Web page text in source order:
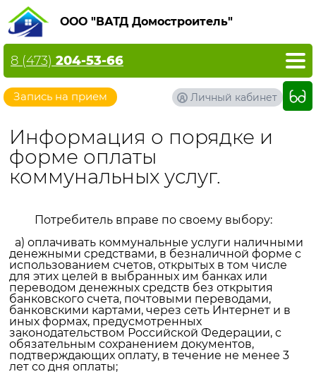
ООО "ВАТД Домостроитель"
Запись на прием
8 (473) 204-53-66
Личный кабинет
Информация о порядке и
форме оплаты
коммунальных услуг.
Потребитель вправе по своему выбору:
а) оплачивать коммунальные услуги наличными
денежными средствами, в безналичной форме с
использованием счетов, открытых в том числе
для этих целей в выбранных им банках или
переводом денежных средств без открытия
банковского счета, почтовыми переводами,
банковскими картами, через сеть Интернет и в
иных формах, предусмотренных
законодательством Российской Федерации, с
обязательным сохранением документов,
подтверждающих оплату, в течение не менее 3
лет со дня оплаты;